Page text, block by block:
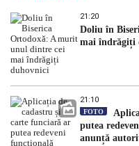
21:20
Doliu în
mai îndrăgiți
21:10
FOTO
putea
anunță